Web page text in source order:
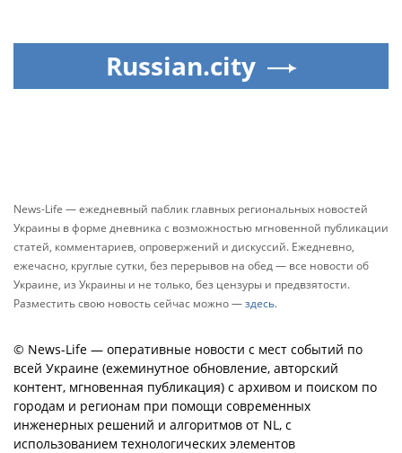
Russian.city
News-Life — ежедневный паблик главных региональных новостей
Украины в форме дневника с возможностью мгновенной публикации
статей, комментариев, опровержений и дискуссий. Ежедневно,
ежечасно, круглые сутки, без перерывов на обед — все новости об
Украине, из Украины и не только, без цензуры и предвзятости.
Разместить свою новость сейчас можно —здесь.
© News-Life — оперативные новости с мест событий по
всей Украине (ежеминутное обновление, авторский
контент, мгновенная публикация) с архивом и поиском по
городам и регионам при помощи современных
инженерных решений и алгоритмов от NL, с
использованием технологических элементов